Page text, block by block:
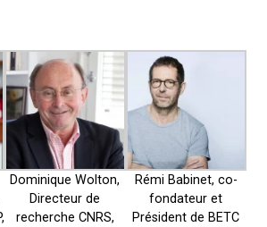
Dominique Wolton,
Directeur de
recherche CNRS,
Rémi Babinet, co-
fondateur et
Président de BETC